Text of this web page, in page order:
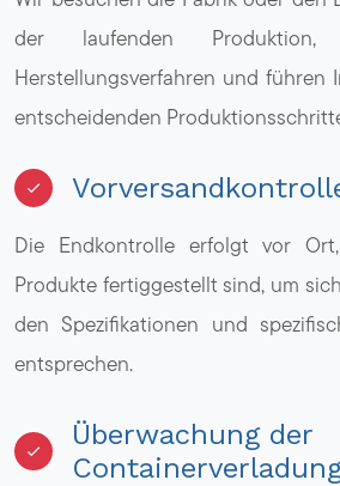
der laufenden Produktion,
Herstellungsverfahren und führen
entscheidenden
Die Endkontrolle erfolgt vor
Produkte fertiggestellt sind, um
den Spezifikationen und
entsprechen.
Überwachung der